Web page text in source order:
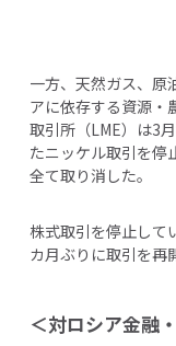
一方、天然ガス、原
アに依存する資源・
取引所（LME）は3
たニッケル取引を停
全て取り消した。
株式取引を停止して
カ月ぶりに取引を再
＜対ロシア金融